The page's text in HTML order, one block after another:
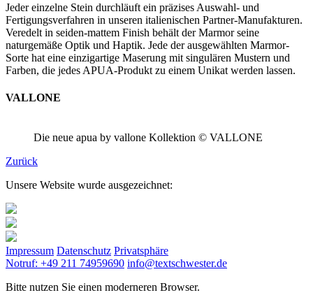
Jeder einzelne Stein durchläuft ein präzises Auswahl- und
Fertigungsverfahren in unseren italienischen Partner-Manufakturen.
Veredelt in seiden-mattem Finish behält der Marmor seine
naturgemäße Optik und Haptik. Jede der ausgewählten Marmor-
Sorte hat eine einzigartige Maserung mit singulären Mustern und
Farben, die jedes APUA-Produkt zu einem Unikat werden lassen.
VALLONE
Die neue apua by vallone Kollektion © VALLONE
Zurück
Unsere Website wurde ausgezeichnet:
Impressum Datenschutz Privatsphäre
Notruf: +49 211 74959690 info@textschwester.de
Bitte nutzen Sie einen moderneren Browser.